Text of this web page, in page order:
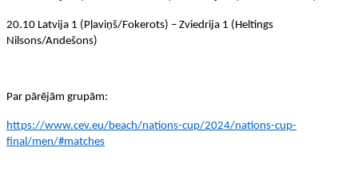
20.10 Latvija 1 (Pļaviņš/Fokerots) – Zviedrija 1 (Heltings
Nilsons/Andešons)
Par pārējām grupām:
https://www.cev.eu/beach/nations-cup/2024/nations-cup-
final/men/#matches